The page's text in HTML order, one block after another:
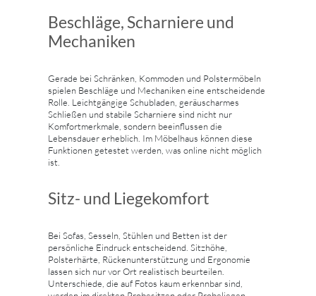
Beschläge, Scharniere und
Mechaniken
Gerade bei Schränken, Kommoden und Polstermöbeln
spielen Beschläge und Mechaniken eine entscheidende
Rolle. Leichtgängige Schubladen, geräuscharmes
Schließen und stabile Scharniere sind nicht nur
Komfortmerkmale, sondern beeinflussen die
Lebensdauer erheblich. Im Möbelhaus können diese
Funktionen getestet werden, was online nicht möglich
ist.
Sitz- und Liegekomfort
Bei Sofas, Sesseln, Stühlen und Betten ist der
persönliche Eindruck entscheidend. Sitzhöhe,
Polsterhärte, Rückenunterstützung und Ergonomie
lassen sich nur vor Ort realistisch beurteilen.
Unterschiede, die auf Fotos kaum erkennbar sind,